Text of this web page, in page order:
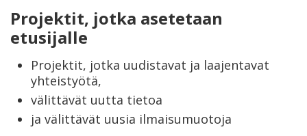
Projektit, jotka asetetaan
etusijalle
Projektit, jotka uudistavat ja laajentavat
yhteistyötä,
välittävät uutta tietoa
ja välittävät uusia ilmaisumuotoja